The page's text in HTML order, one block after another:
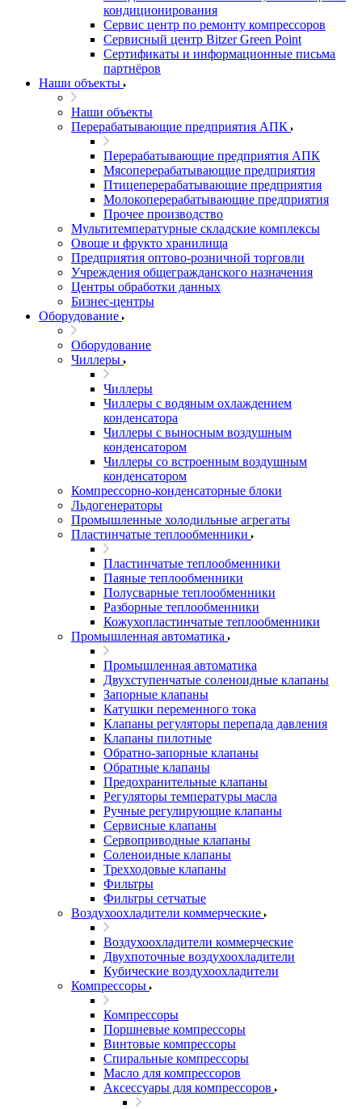
кондиционирования
Сервис центр по ремонту компрессоров
Сервисный центр Bitzer Green Point
Сертификаты и информационные письма
партнёров
Наши объекты
Наши объекты
Перерабатывающие предприятия АПК
Перерабатывающие предприятия АПК
Мясоперерабатывающие предприятия
Птицеперерабатывающие предприятия
Молокоперерабатывающие предприятия
Прочее производство
Мультитемпературные складские комплексы
Овоще и фрукто хранилища
Предприятия оптово-розничной торговли
Учреждения общегражданского назначения
Центры обработки данных
Бизнес-центры
Оборудование
Оборудование
Чиллеры
Чиллеры
Чиллеры с водяным охлаждением
конденсатора
Чиллеры с выносным воздушным
конденсатором
Чиллеры со встроенным воздушным
конденсатором
Компрессорно-конденсаторные блоки
Льдогенераторы
Промышленные холодильные агрегаты
Пластинчатые теплообменники
Пластинчатые теплообменники
Паяные теплообменники
Полусварные теплообменники
Разборные теплообменники
Кожухопластинчатые теплообменники
Промышленная автоматика
Промышленная автоматика
Двухступенчатые соленоидные клапаны
Запорные клапаны
Катушки переменного тока
Клапаны регуляторы перепада давления
Клапаны пилотные
Обратно-запорные клапаны
Обратные клапаны
Предохранительные клапаны
Регуляторы температуры масла
Ручные регулирующие клапаны
Сервисные клапаны
Сервоприводные клапаны
Соленоидные клапаны
Трехходовые клапаны
Фильтры
Фильтры сетчатые
Воздухоохладители коммерческие
Воздухоохладители коммерческие
Двухпоточные воздухоохладители
Кубические воздухоохладители
Компрессоры
Компрессоры
Поршневые компрессоры
Винтовые компрессоры
Спиральные компрессоры
Масло для компрессоров
Аксессуары для компрессоров